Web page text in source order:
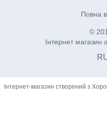
Повна
©
Інтернет магазин
Інтернет-магазин створений з